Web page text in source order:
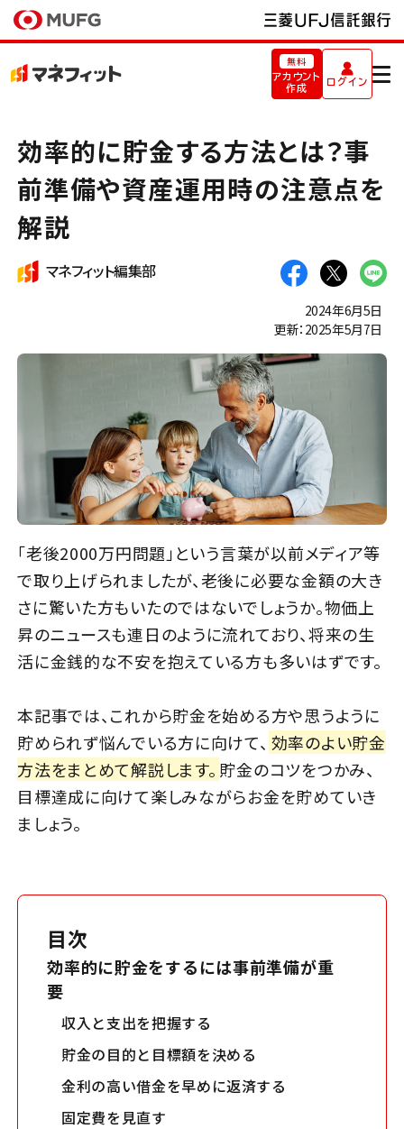
無料
アカウント
作成
ログイン
効率的に貯金する方法とは？事
前準備や資産運用時の注意点を
解説
マネフィット編集部
2024年6月5日
更新：2025年5月7日
「老後2000万円問題」という言葉が以前メディア等
で取り上げられましたが、老後に必要な金額の大き
さに驚いた方もいたのではないでしょうか。物価上
昇のニュースも連日のように流れており、将来の生
活に金銭的な不安を抱えている方も多いはずです。
本記事では、これから貯金を始める方や思うように
貯められず悩んでいる方に向けて、 効率のよい貯金
方法をまとめて解説します。 貯金のコツをつかみ、
目標達成に向けて楽しみながらお金を貯めていき
ましょう。
目次
効率的に貯金をするには事前準備が重
要
収入と支出を把握する
貯金の目的と目標額を決める
金利の高い借金を早めに返済する
固定費を見直す